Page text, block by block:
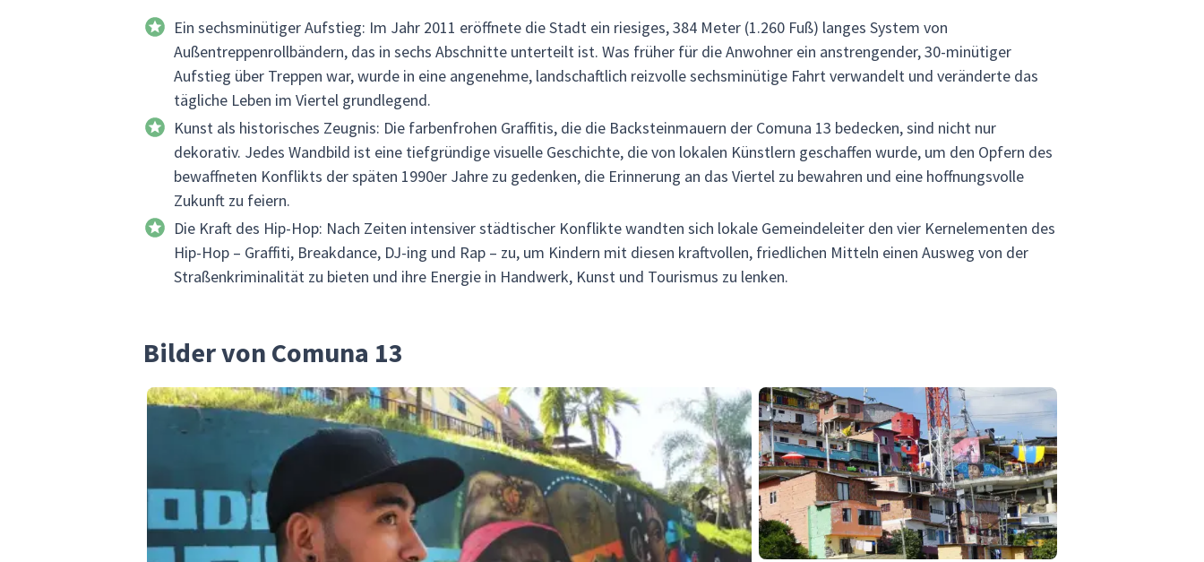
Ein sechsminütiger Aufstieg: Im Jahr 2011 eröffnete die Stadt ein riesiges, 384 Meter (1.260 Fuß) langes System von
Außentreppenrollbändern, das in sechs Abschnitte unterteilt ist. Was früher für die Anwohner ein anstrengender, 30-minütiger
Aufstieg über Treppen war, wurde in eine angenehme, landschaftlich reizvolle sechsminütige Fahrt verwandelt und veränderte das
tägliche Leben im Viertel grundlegend.
Kunst als historisches Zeugnis: Die farbenfrohen Graffitis, die die Backsteinmauern der Comuna 13 bedecken, sind nicht nur
dekorativ. Jedes Wandbild ist eine tiefgründige visuelle Geschichte, die von lokalen Künstlern geschaffen wurde, um den Opfern des
bewaffneten Konflikts der späten 1990er Jahre zu gedenken, die Erinnerung an das Viertel zu bewahren und eine hoffnungsvolle
Zukunft zu feiern.
Die Kraft des Hip-Hop: Nach Zeiten intensiver städtischer Konflikte wandten sich lokale Gemeindeleiter den vier Kernelementen des
Hip-Hop – Graffiti, Breakdance, DJ-ing und Rap – zu, um Kindern mit diesen kraftvollen, friedlichen Mitteln einen Ausweg von der
Straßenkriminalität zu bieten und ihre Energie in Handwerk, Kunst und Tourismus zu lenken.
Bilder von Comuna 13